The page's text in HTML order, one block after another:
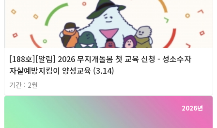
[188호][알림] 2026 무지개돌봄 첫 교육 신청 - 성소수자
자살예방지킴이 양성교육 (3.14)
기간 : 2월
2026년